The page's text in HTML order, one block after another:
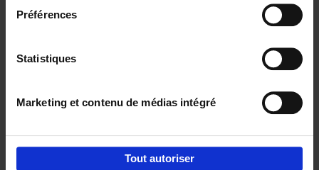
Préférences
Statistiques
Marketing et contenu de médias intégré
Tout autoriser
Digital marketing like a PRO -
completely revised edition (EN)